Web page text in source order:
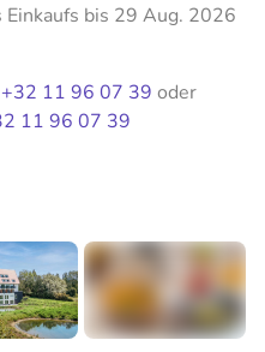
bis 29 Aug. 2026
+32 11 96 07 39 oder
11 96 07 39